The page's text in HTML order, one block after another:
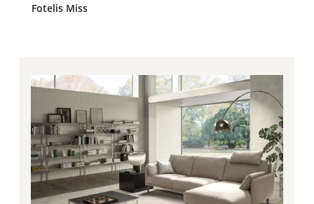
Fotelis Miss